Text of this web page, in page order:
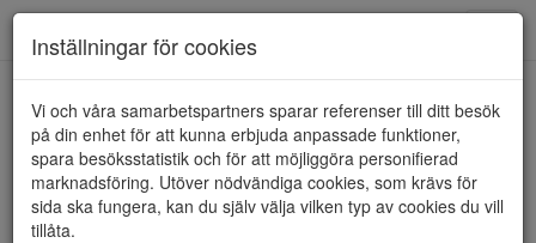
HEM SEGER
Inställningar för cookies
Vi och våra samarbetspartners sparar referenser till ditt besök
på din enhet för att kunna erbjuda anpassade funktioner,
spara besöksstatistik och för att möjliggöra personifierad
marknadsföring. Utöver nödvändiga cookies, som krävs för
sida ska fungera, kan du själv välja vilken typ av cookies du vill
tillåta.